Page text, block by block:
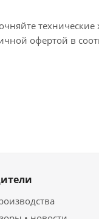
офертой в